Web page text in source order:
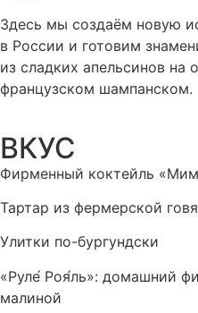
Здесь мы создаём новую
в России и готовим
из сладких апельсинов на
французском шампанском.
ВКУС
Фирменный коктейль
Тартар из фермерской
Улитки по-бургундски
«Руле́ Роя́ль»: домашний
малиной